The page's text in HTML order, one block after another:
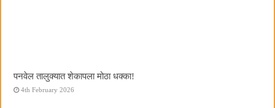
पनवेल तालुक्यात शेकापला मोठा धक्का!
4th February 2026